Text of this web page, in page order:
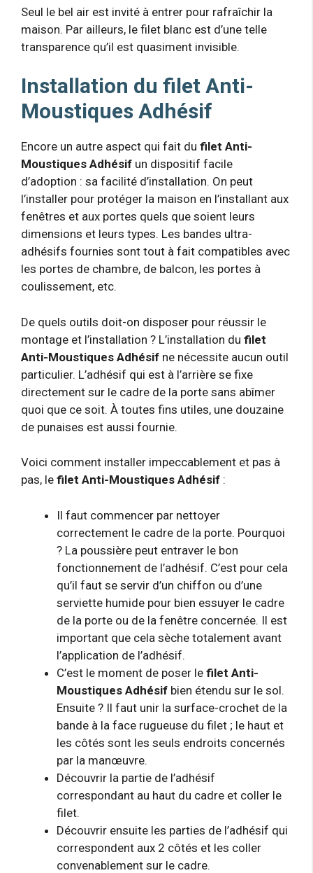
Seul le bel air est invité à entrer pour rafraîchir la
maison. Par ailleurs, le filet blanc est d’une telle
transparence qu’il est quasiment invisible.
Installation du filet Anti-
Moustiques Adhésif
Encore un autre aspect qui fait du filet Anti-
Moustiques Adhésif un dispositif facile
d’adoption : sa facilité d’installation. On peut
l’installer pour protéger la maison en l’installant aux
fenêtres et aux portes quels que soient leurs
dimensions et leurs types. Les bandes ultra-
adhésifs fournies sont tout à fait compatibles avec
les portes de chambre, de balcon, les portes à
coulissement, etc.
De quels outils doit-on disposer pour réussir le
montage et l’installation ? L’installation du filet
Anti-Moustiques Adhésif ne nécessite aucun outil
particulier. L’adhésif qui est à l’arrière se fixe
directement sur le cadre de la porte sans abîmer
quoi que ce soit. À toutes fins utiles, une douzaine
de punaises est aussi fournie.
Voici comment installer impeccablement et pas à
pas, le filet Anti-Moustiques Adhésif :
Il faut commencer par nettoyer
correctement le cadre de la porte. Pourquoi
? La poussière peut entraver le bon
fonctionnement de l’adhésif. C’est pour cela
qu’il faut se servir d’un chiffon ou d’une
serviette humide pour bien essuyer le cadre
de la porte ou de la fenêtre concernée. Il est
important que cela sèche totalement avant
l’application de l’adhésif.
C’est le moment de poser le filet Anti-
Moustiques Adhésif bien étendu sur le sol.
Ensuite ? Il faut unir la surface-crochet de la
bande à la face rugueuse du filet ; le haut et
les côtés sont les seuls endroits concernés
par la manœuvre.
Découvrir la partie de l’adhésif
correspondant au haut du cadre et coller le
filet.
Découvrir ensuite les parties de l’adhésif qui
correspondent aux 2 côtés et les coller
convenablement sur le cadre.